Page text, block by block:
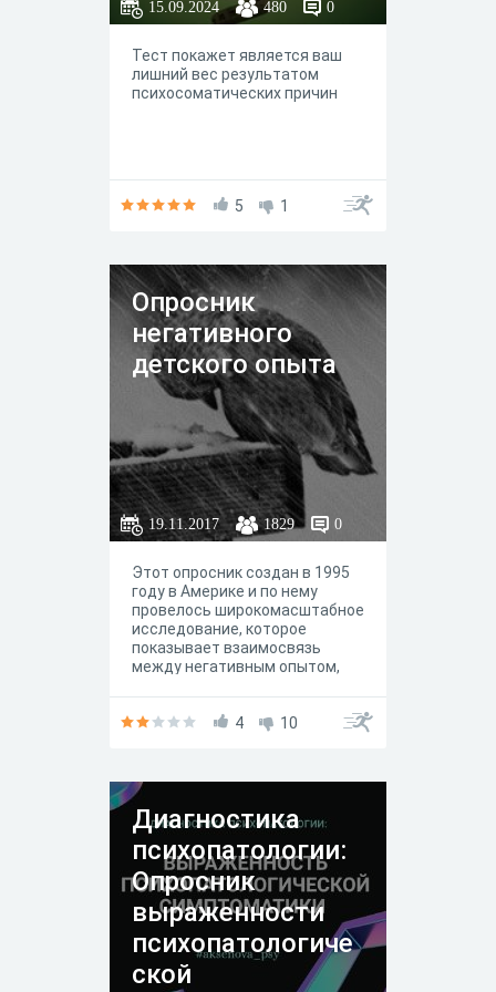
15.09.2024 480 0
Тест покажет является ваш
лишний вес результатом
психосоматических причин
5 1
Опросник
негативного
детского опыта
19.11.2017 1829 0
Этот опросник создан в 1995
году в Америке и по нему
провелось широкомасштабное
исследование, которое
показывает взаимосвязь
между негативным опытом,
физических и психических
физическое, эмоциональное и
сексуальное насилие и
лишение заботы.
4 10
Диагностика
психопатологии:
Опросник
выраженности
психопатологиче
ской